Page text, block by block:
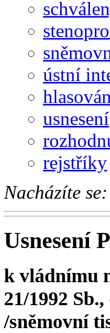
ústní
usnesení
rejstříky
Nacházíte se:
Usnesení
k vládnímu
21/1992
/sněmovní